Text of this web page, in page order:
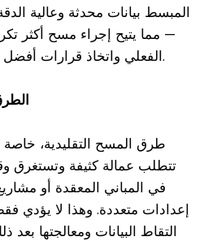
المبسط بيانات محدثة وعالية
— مما يتيح إجراء مسح أكثر
الفعلي واتخاذ قرارات أفضل طوال دورة حياة المشروع.
طرق المسح التقليدية،
في المباني المعقدة أو
إعدادات متعددة. وهذا لا يؤدي
التقاط البيانات ومعالجتها